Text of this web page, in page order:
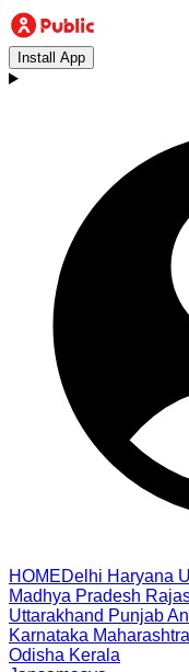
Install App
HOMEDelhi Haryana
Madhya Pradesh
Uttarakhand Punjab
Karnataka Maharashtra
Odisha Kerala